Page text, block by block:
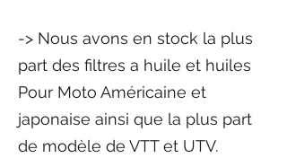
-> Nous avons en stock la plus
part des filtres a huile et huiles
Pour Moto Américaine et
japonaise ainsi que la plus part
de modèle de VTT et UTV.